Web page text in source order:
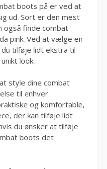
boots på er ved at
ud. Sort er den mest
også finde combat
pink. Ved at vælge en
tilføje lidt ekstra til
look.
style dine combat
til enhver
og komfortable,
der kan tilføje lidt
du ønsker at tilføje
boots det